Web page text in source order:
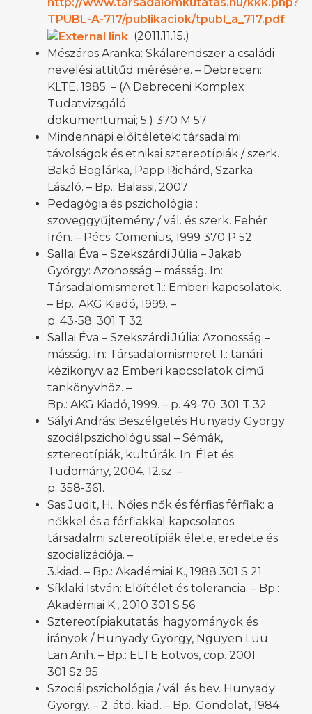
TPUBL-A-717/publikaciok/tpubl_a_717.pdf
(2011.11.15.)
Mészáros Aranka: Skálarendszer a családi
nevelési attitűd mérésére. – Debrecen:
KLTE, 1985. – (A Debreceni Komplex
Tudatvizsgáló
dokumentumai; 5.) 370 M 57
Mindennapi előítéletek: társadalmi
távolságok és etnikai sztereotípiák / szerk.
Bakó Boglárka, Papp Richárd, Szarka
László. – Bp.: Balassi, 2007
Pedagógia és pszichológia :
szöveggyűjtemény / vál. és szerk. Fehér
Irén. – Pécs: Comenius, 1999 370 P 52
Sallai Éva – Szekszárdi Júlia – Jakab
György: Azonosság – másság. In:
Társadalomismeret 1.: Emberi kapcsolatok.
– Bp.: AKG Kiadó, 1999. –
p. 43-58. 301 T 32
Sallai Éva – Szekszárdi Júlia: Azonosság –
másság. In: Társadalomismeret 1.: tanári
kézikönyv az Emberi kapcsolatok című
tankönyvhöz. –
Bp.: AKG Kiadó, 1999. – p. 49-70. 301 T 32
Sályi András: Beszélgetés Hunyady György
szociálpszichológussal – Sémák,
sztereotípiák, kultúrák. In: Élet és
Tudomány, 2004. 12.sz. –
p. 358-361.
Sas Judit, H.: Nőies nők és férfias férfiak: a
nőkkel és a férfiakkal kapcsolatos
társadalmi sztereotípiák élete, eredete és
szocializációja. –
3.kiad. – Bp.: Akadémiai K., 1988 301 S 21
Síklaki István: Előítélet és tolerancia. – Bp.:
Akadémiai K., 2010 301 S 56
Sztereotípiakutatás: hagyományok és
irányok / Hunyady György, Nguyen Luu
Lan Anh. – Bp.: ELTE Eötvös, cop. 2001
301 Sz 95
Szociálpszichológia / vál. és bev. Hunyady
György. – 2. átd. kiad. – Bp.: Gondolat, 1984